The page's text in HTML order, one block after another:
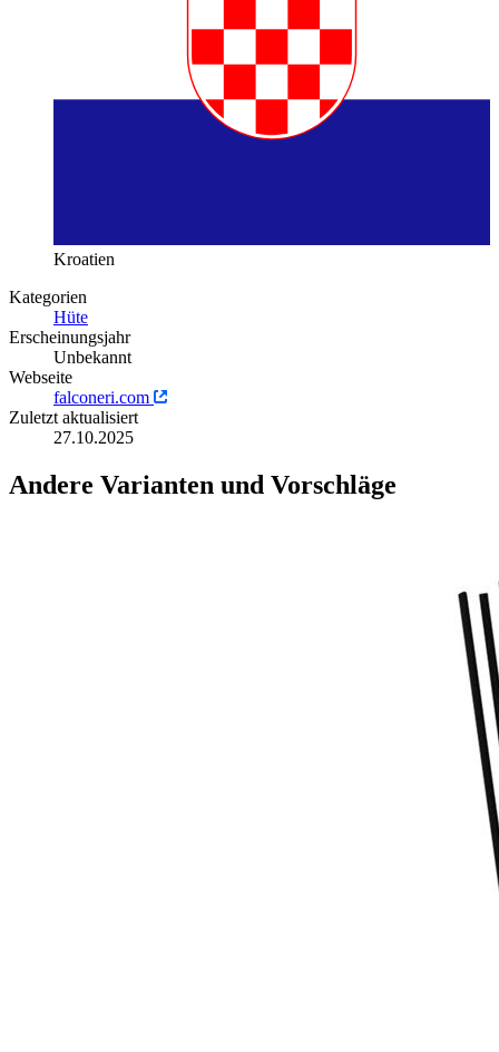
Kroatien
Kategorien
Hüte
Erscheinungsjahr
Unbekannt
Webseite
falconeri.com
Zuletzt aktualisiert
27.10.2025
Andere Varianten und Vorschläge